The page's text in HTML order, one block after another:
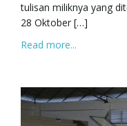
tulisan miliknya yang
28 Oktober […]
Read more...